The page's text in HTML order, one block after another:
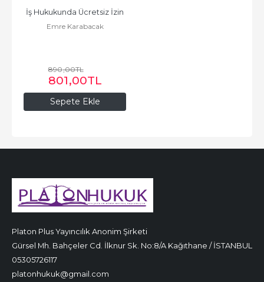
Sepete Ekle
İş Hukukunda Ücretsiz İzin
Emre Karabacak
890,00TL
801,00TL
Platon Plus Yayıncılık Anonim Şirketi
Gürsel Mh. Bahçeler Cd. İlknur Sk. No:8/A Kağıthane / İSTANBUL
05305726117
platonhukuk@gmail.com